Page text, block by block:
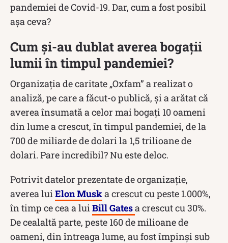
pandemiei de Covid-19. Dar, cum a fost posibil
așa ceva?
Cum și-au dublat averea bogații
lumii în timpul pandemiei?
Organizaţia de caritate „Oxfam” a realizat o
analiză, pe care a făcut-o publică, și a arătat că
averea însumată a celor mai bogați 10 oameni
din lume a crescut, în timpul pandemiei, de la
700 de miliarde de dolari la 1,5 trilioane de
dolari. Pare incredibil? Nu este deloc.
Potrivit datelor prezentate de organizație,
averea lui Elon Muska crescut cu peste 1.000%,
în timp ce cea a lui Bill Gatesa crescut cu 30%.
De cealaltă parte, peste 160 de milioane de
oameni, din întreaga lume, au fost împinși sub